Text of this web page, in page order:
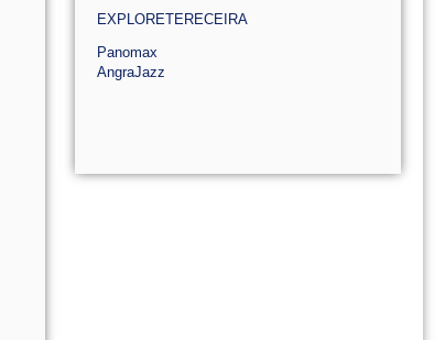
EXPLORETERECEIRA
Panomax
AngraJazz